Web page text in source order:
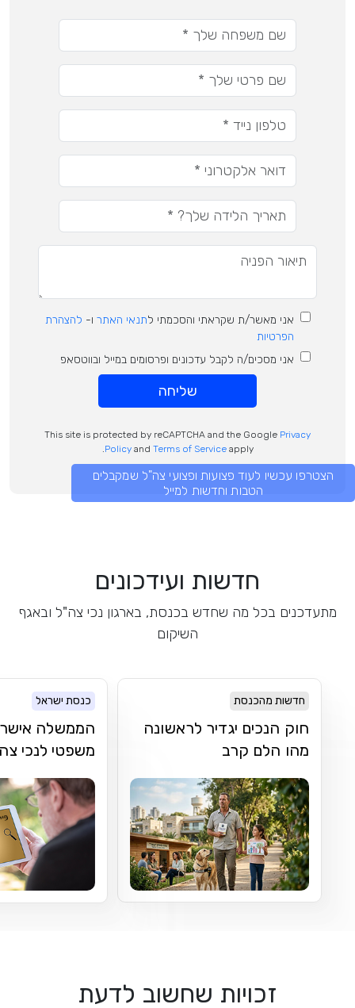
אני מאשר/ת שקראתי והסכמתי לתנאי האתר ו- להצהרת
הפרטיות
אני מסכים/ה לקבל עדכונים ופרסומים במייל ובווטסאפ
שליחה
This site is protected by reCAPTCHA and the Google Privacy
Policyand Terms of Serviceapply.
הצטרפו עכשיו לעוד פצועות ופצועי צה"ל שמקבלים
הטבות וחדשות למייל
חדשות ועידכונים
מתעדכנים בכל מה שחדש בכנסת, בארגון נכי צה"ל ובאגף
השיקום
חדשות מהכנסת
חוק הנכים יגדיר לראשונה
מהו הלם קרב
כנסת ישראל
הממשלה אישרה
משפטי לנכי
זכויות שחשוב לדעת